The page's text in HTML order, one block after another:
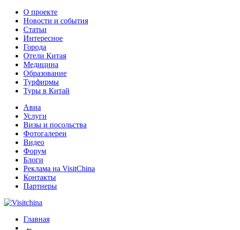
О проекте
Новости и события
Статьи
Интересное
Города
Отели Китая
Медицина
Образование
Турфирмы
Туры в Китай
Авиа
Услуги
Визы и посольства
Фотогалереи
Видео
Форум
Блоги
Реклама на VisitChina
Контакты
Партнеры
Главная
←